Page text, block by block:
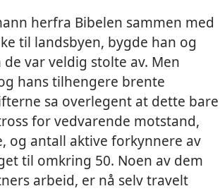
herfra Bibelen sammen med
til landsbyen, bygde han og
var veldig stolte av. Men
hans tilhengere brente
sa overlegent at dette bare
for vedvarende motstand,
og antall aktive forkynnere av
til omkring 50. Noen av dem
arbeid, er nå selv travelt